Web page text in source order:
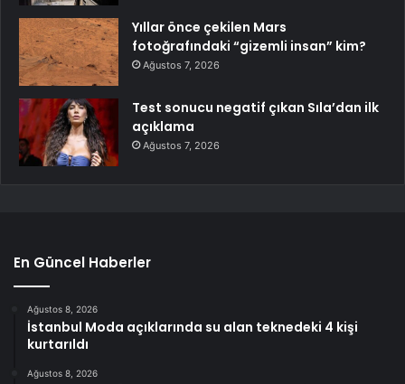
Yıllar önce çekilen Mars
fotoğrafındaki “gizemli insan” kim?
Ağustos 7, 2026
Test sonucu negatif çıkan Sıla’dan ilk
açıklama
Ağustos 7, 2026
En Güncel Haberler
Ağustos 8, 2026
İstanbul Moda açıklarında su alan teknedeki 4 kişi
kurtarıldı
Ağustos 8, 2026